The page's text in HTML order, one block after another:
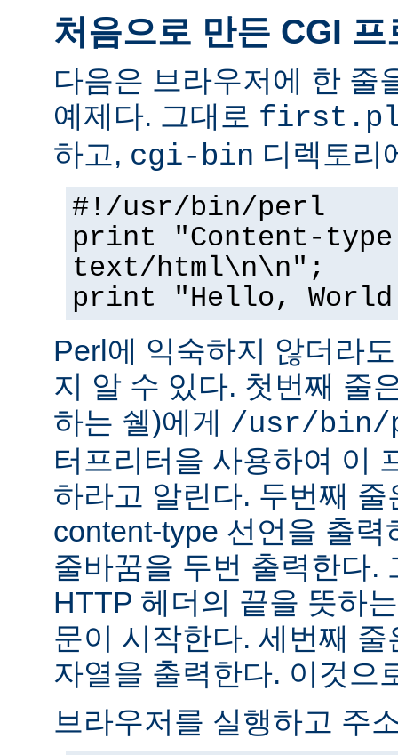
처음으로 만든 CGI 프
다음은 브라우저에 한 줄
예제다. 그대로
하고, cgi-bin 디렉토리
#!/usr/bin/perl
print "Content-
text/html\n\n";
print "Hello,
Perl에 익숙하지 않더라
지 알 수 있다. 첫번째 줄
하는 쉘)에게 /usr/bin/
터프리터을 사용하여 이
하라고 알린다. 두번째 줄
content-type 선언을 출
줄바꿈을 두번 출력한다.
HTTP 헤더의 끝을 뜻하
문이 시작한다. 세번째
자열을 출력한다. 이것으
브라우저를 실행하고 주